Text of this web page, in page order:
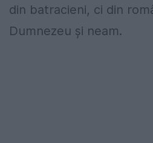
din batracieni, ci din
Dumnezeu și neam.